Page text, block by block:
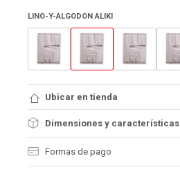
LINO-Y-ALGODON ALIKI
Ubicar en tienda
Dimensiones y características
Formas de pago